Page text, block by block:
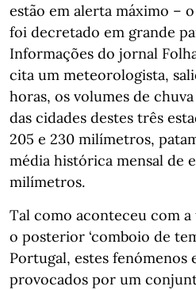
estão em alerta máximo –
foi decretado em grande
Informações do jornal
cita um meteorologista,
horas, os volumes de
das cidades destes três
205 e 230 milímetros,
média histórica mensal de
milímetros.
Tal como aconteceu com
o posterior ‘comboio de
Portugal, estes fenómenos
provocados por um